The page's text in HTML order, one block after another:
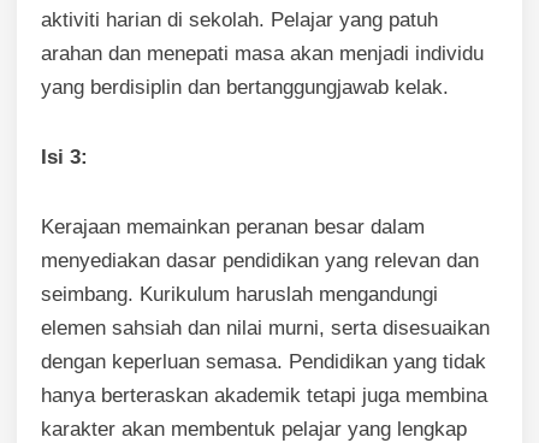
aktiviti harian di sekolah. Pelajar yang patuh
arahan dan menepati masa akan menjadi individu
yang berdisiplin dan bertanggungjawab kelak.
Isi 3:
Kerajaan memainkan peranan besar dalam
menyediakan dasar pendidikan yang relevan dan
seimbang. Kurikulum haruslah mengandungi
elemen sahsiah dan nilai murni, serta disesuaikan
dengan keperluan semasa. Pendidikan yang tidak
hanya berteraskan akademik tetapi juga membina
karakter akan membentuk pelajar yang lengkap